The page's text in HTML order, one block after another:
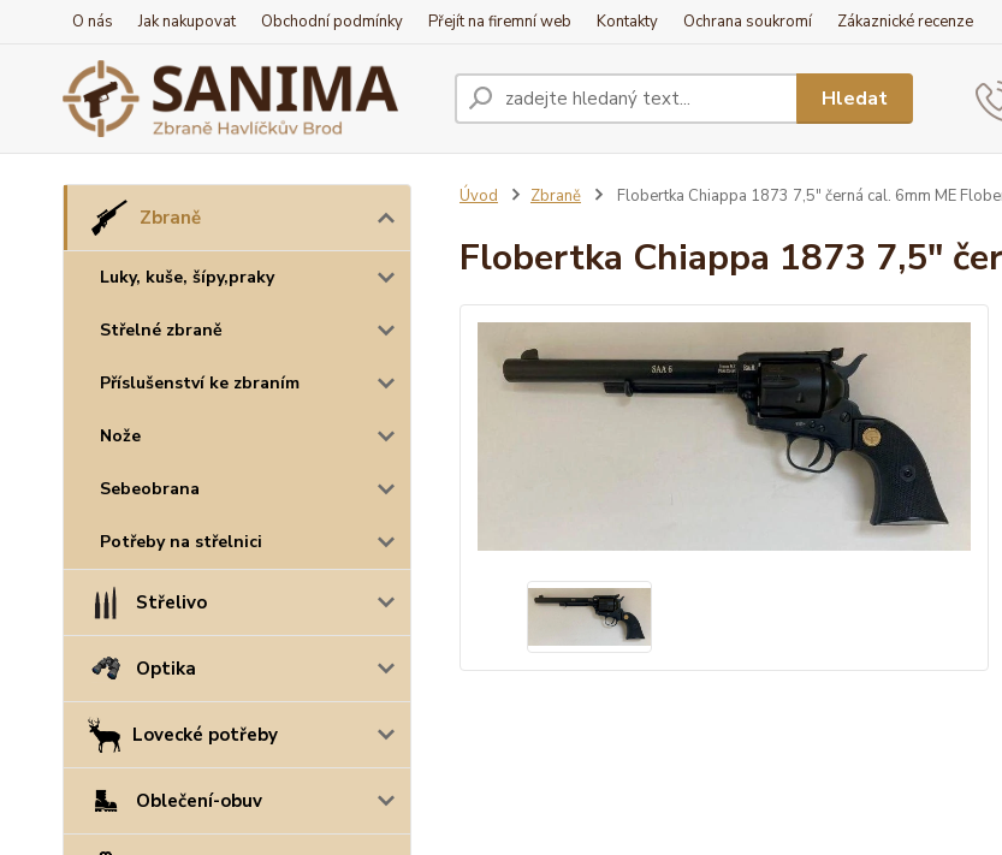
O nás Jak nakupovat Obchodní podmínky Přejít na firemní web Kontakty Ochrana soukromí Zákaznické recenze
Hledat
Zbraně
Luky, kuše, šípy,praky
Střelné zbraně
Příslušenství ke zbraním
Nože
Sebeobrana
Potřeby na střelnici
Střelivo
Optika
Lovecké potřeby
Oblečení-obuv
Úvod Zbraně Flobertka Chiappa 1873 7,5" černá cal. 6mm ME
Flobertka Chiappa 1873 7,5"